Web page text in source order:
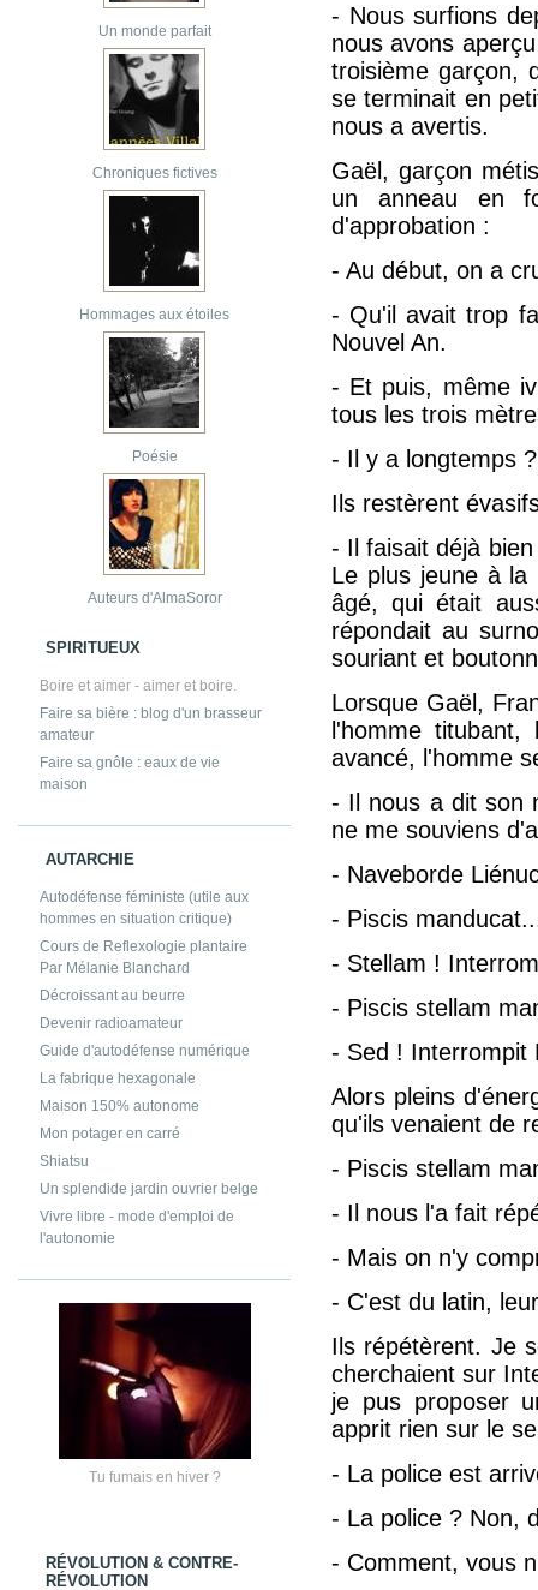
Un monde parfait
Chroniques fictives
Hommages aux étoiles
Poésie
Auteurs d'AlmaSoror
SPIRITUEUX
Boire et aimer - aimer et boire.
Faire sa bière : blog d'un brasseur
amateur
Faire sa gnôle : eaux de vie
maison
AUTARCHIE
Autodéfense féministe (utile aux
hommes en situation critique)
Cours de Reflexologie plantaire
Par Mélanie Blanchard
Décroissant au beurre
Devenir radioamateur
Guide d'autodéfense numérique
La fabrique hexagonale
Maison 150% autonome
Mon potager en carré
Shiatsu
Un splendide jardin ouvrier belge
Vivre libre - mode d'emploi de
l'autonomie
Tu fumais en hiver ?
RÉVOLUTION & CONTRE-
RÉVOLUTION
- Nous surfions
nous avons
troisième garçon,
se terminait en
nous a avertis.
Gaël, garçon
un anneau en
d'approbation :
- Au début, on a
- Qu'il avait trop
Nouvel An.
- Et puis, même
tous les trois
- Il y a longtemps
Ils restèrent
- Il faisait déjà
Le plus jeune à la
âgé, qui était
répondait au
souriant et
Lorsque Gaël,
l'homme
avancé, l'homme
- Il nous a dit son
ne me souviens
- Naveborde
- Piscis
- Stellam !
- Piscis stellam
- Sed ! Interrompit
Alors pleins
qu'ils venaient de
- Piscis stellam
- Il nous l'a fait
- Mais on n'y
- C'est du latin,
Ils répétèrent. Je
cherchaient sur
je pus proposer
apprit rien sur le
- La police est
- La police ? Non,
- Comment, vous